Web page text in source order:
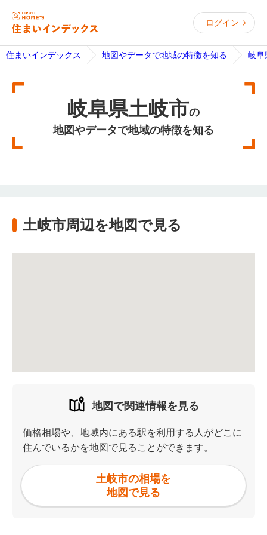
ログイン
住まいインデックス 地図やデータで地域の特徴を知る 岐阜
岐阜県土岐市の
地図やデータで地域の特徴を知る
土岐市周辺を地図で見る
地図で関連情報を見る
価格相場や、地域内にある駅を利用する人がどこに
住んでいるかを地図で見ることができます。
土岐市の相場を
地図で見る